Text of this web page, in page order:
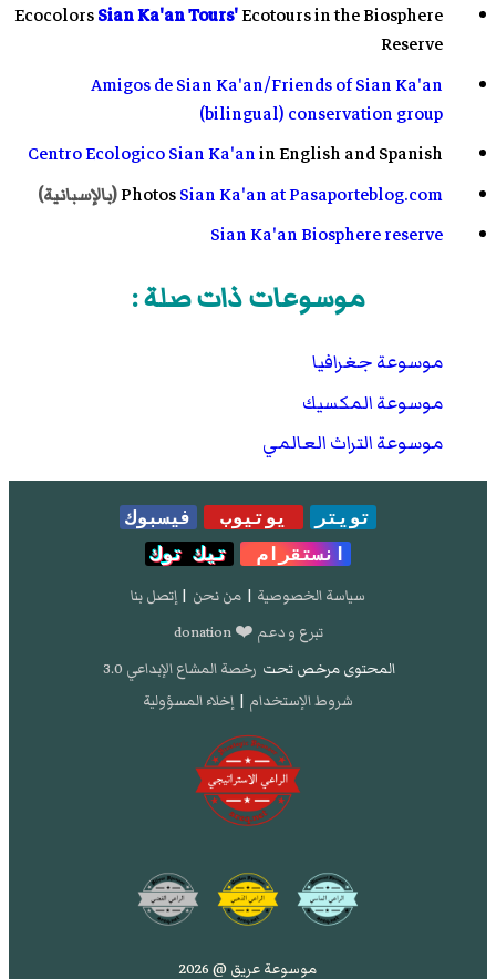
EcocolorsSian Ka'an Tours'Ecotours in the Biosphere
Reserve
Amigos de Sian Ka'an/Friends of Sian Ka'an
(bilingual) conservation group
Centro Ecologico Sian Ka'anin English and Spanish
PhotosSian Ka'an at Pasaporteblog.com (بالإسبانية)
Sian Ka'an Biosphere reserve
موسوعات ذات صلة :
موسوعة جغرافيا
موسوعة المكسيك
موسوعة التراث العالمي
تويتر يوتيوب
فيسبوك
انستقرام
تيك توك
سياسة الخصوصية | من نحن | إتصل بنا
تبرع و دعم ❤️ donation
المحتوى مرخص تحت رخصة المشاع الإبداعي 3.0
شروط الإستخدام | إخلاء المسؤولية
موسوعة عريق @ 2026